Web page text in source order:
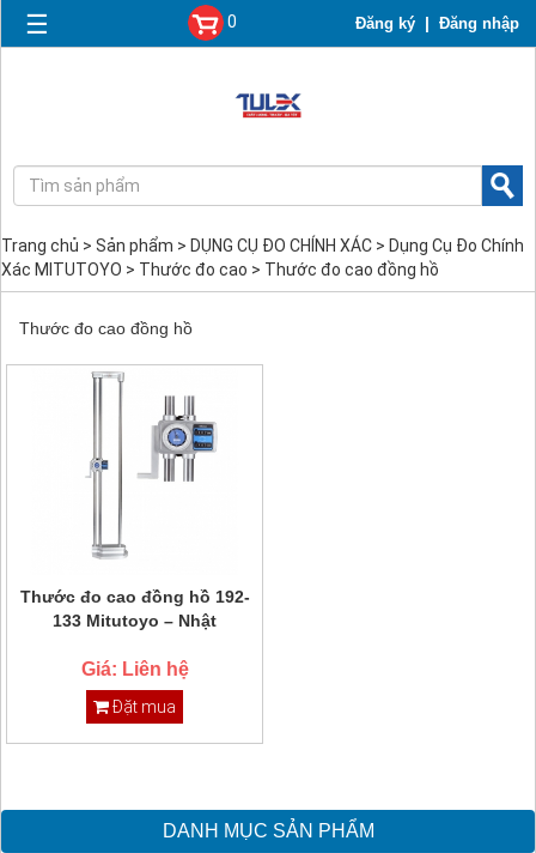
☰ Đăng ký| Đăng nhập
0
Trang chủ > Sản phẩm > DỤNG CỤ ĐO CHÍNH XÁC > Dụng Cụ Đo Chính
Xác MITUTOYO > Thước đo cao > Thước đo cao đồng hồ
Thước đo cao đồng hồ
Thước đo cao đồng hồ 192-
133 Mitutoyo – Nhật
Giá: Liên hệ
Đặt mua
DANH MỤC SẢN PHẨM